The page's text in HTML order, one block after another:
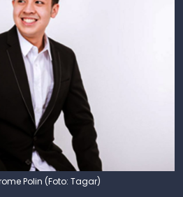
Polin (Foto: Tagar)